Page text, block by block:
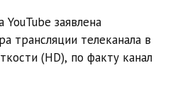
заявлена
трансляции телеканала в
(HD), по факту канал